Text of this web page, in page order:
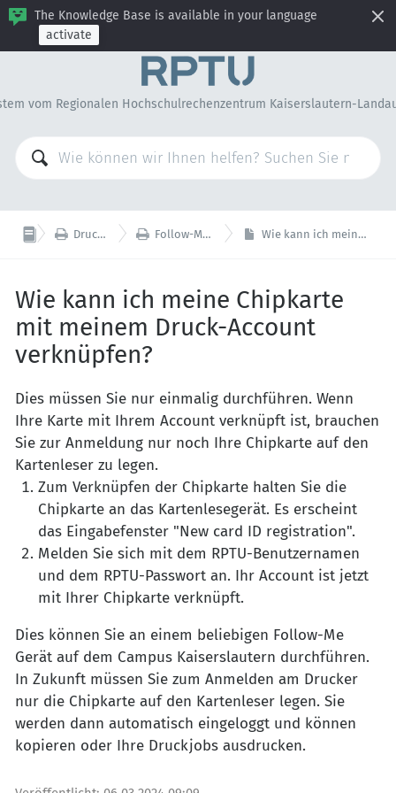
The Knowledge Base is available in your language
activate
vom Regionalen Hochschulrechenzentrum Kaiserslautern-
 Drucken, Kopieren, Scannen  Follow-Me, Multifunktionsgeräte (MuFuSys) Wie kann ich meine Chipkarte mit meinem Druck-Account verknüpfen?
Wie kann ich meine Chipkarte
mit meinem Druck-Account
verknüpfen?
Dies müssen Sie nur einmalig durchführen. Wenn
Ihre Karte mit Ihrem Account verknüpft ist, brauchen
Sie zur Anmeldung nur noch Ihre Chipkarte auf den
Kartenleser zu legen.
Zum Verknüpfen der Chipkarte halten Sie die
Chipkarte an das Kartenlesegerät. Es erscheint
das Eingabefenster "New card ID registration".
Melden Sie sich mit dem RPTU-Benutzernamen
und dem RPTU-Passwort an. Ihr Account ist jetzt
mit Ihrer Chipkarte verknüpft.
Dies können Sie an einem beliebigen Follow-Me
Gerät auf dem Campus Kaiserslautern durchführen.
In Zukunft müssen Sie zum Anmelden am Drucker
nur die Chipkarte auf den Kartenleser legen. Sie
werden dann automatisch eingeloggt und können
kopieren oder Ihre Druckjobs ausdrucken.